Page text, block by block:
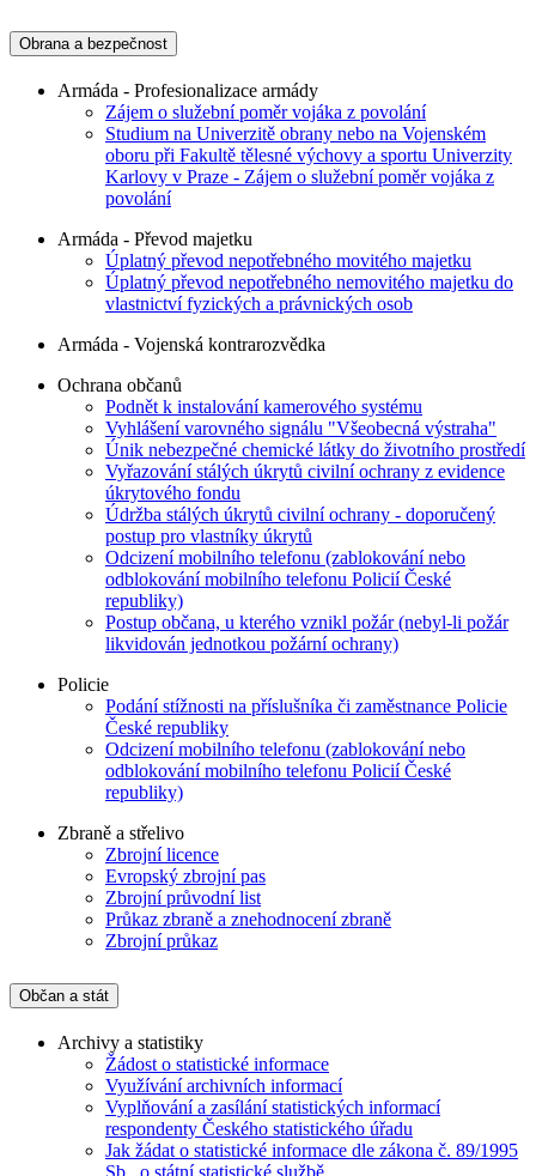
Obrana a bezpečnost
Armáda - Profesionalizace armády
Zájem o služební poměr vojáka z povolání
Studium na Univerzitě obrany nebo na Vojenském
oboru při Fakultě tělesné výchovy a sportu Univerzity
Karlovy v Praze - Zájem o služební poměr vojáka z
povolání
Armáda - Převod majetku
Úplatný převod nepotřebného movitého majetku
Úplatný převod nepotřebného nemovitého majetku do
vlastnictví fyzických a právnických osob
Armáda - Vojenská kontrarozvědka
Ochrana občanů
Podnět k instalování kamerového systému
Vyhlášení varovného signálu "Všeobecná výstraha"
Únik nebezpečné chemické látky do životního prostředí
Vyřazování stálých úkrytů civilní ochrany z evidence
úkrytového fondu
Údržba stálých úkrytů civilní ochrany - doporučený
postup pro vlastníky úkrytů
Odcizení mobilního telefonu (zablokování nebo
odblokování mobilního telefonu Policií České
republiky)
Postup občana, u kterého vznikl požár (nebyl-li požár
likvidován jednotkou požární ochrany)
Policie
Podání stížnosti na příslušníka či zaměstnance Policie
České republiky
Odcizení mobilního telefonu (zablokování nebo
odblokování mobilního telefonu Policií České
republiky)
Zbraně a střelivo
Zbrojní licence
Evropský zbrojní pas
Zbrojní průvodní list
Průkaz zbraně a znehodnocení zbraně
Zbrojní průkaz
Občan a stát
Archivy a statistiky
Žádost o statistické informace
Využívání archivních informací
Vyplňování a zasílání statistických informací
respondenty Českého statistického úřadu
Jak žádat o statistické informace dle zákona č. 89/1995
Sb., o státní statistické službě